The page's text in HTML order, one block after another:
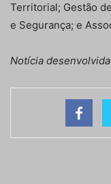
Territorial; Gestão
e Segurança; e
Notícia